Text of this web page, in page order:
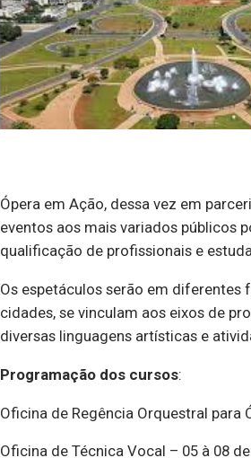
Ópera em Ação, dessa vez em
eventos aos mais variados públicos
qualificação de profissionais e
Os espetáculos serão em
cidades, se vinculam aos eixos de
diversas linguagens artísticas e
Programação dos cursos:
Oficina de Regência Orquestral para
Oficina de Técnica Vocal – 05 à 08